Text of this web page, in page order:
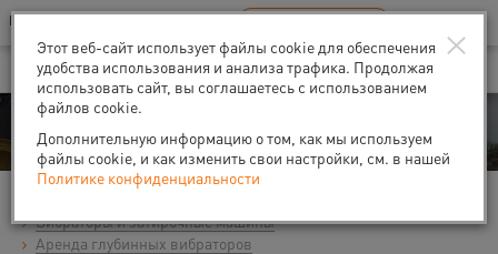
Ваш город:Санкт-Петербург
В Вашем регионе нет наших офисов RU EN
Аренда
Вибраторы и затирочные машины
Аренда глубинных вибраторов
×
Этот веб-сайт использует файлы cookie для обеспечения
удобства использования и анализа трафика. Продолжая
использовать сайт, вы соглашаетесь с использованием
файлов cookie.
Дополнительную информацию о том, как мы используем
файлы cookie, и как изменить свои настройки, см. в нашей
Политике конфиденциальности